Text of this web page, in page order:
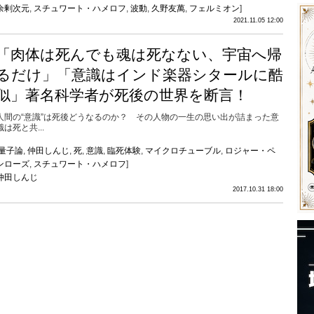
剰次元, スチュワート・ハメロフ, 波動, 久野友萬, フェルミオン]
2021.11.05 12:00
肉体は死んでも魂は死なない、宇宙へ帰
だけ」「意識はインド楽器シタールに酷
」著名科学者が死後の世界を断言！
間の“意識”は死後どうなるのか？ その人物の一生の思い出が詰まった意
は死と共...
子論, 仲田しんじ , 死, 意識, 臨死体験, マイクロチューブル, ロジャー・ペ
ローズ, スチュワート・ハメロフ]
2017.10.31 18:00
田しんじ